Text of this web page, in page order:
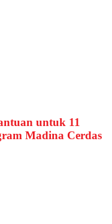
untuk 11
Madina Cerdas